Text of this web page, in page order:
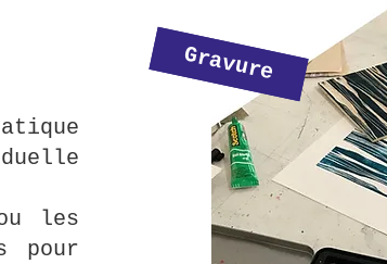
Gravure
les
pour